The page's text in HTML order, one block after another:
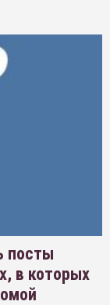
посты
в которых